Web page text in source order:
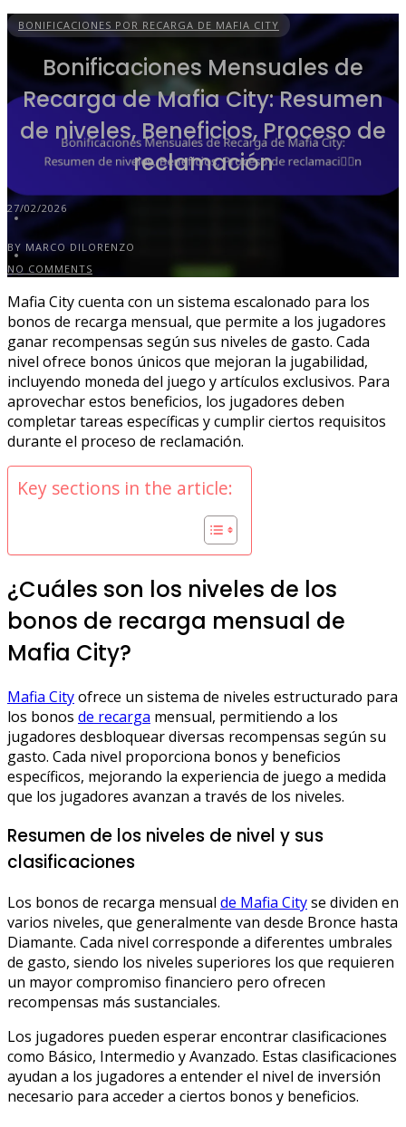
BONIFICACIONES POR RECARGA DE MAFIA CITY
Bonificaciones Mensuales de
Recarga de Mafia City: Resumen
de niveles, Beneficios, Proceso de
reclamación
27/02/2026
BY MARCO DILORENZO
NO COMMENTS
Mafia City cuenta con un sistema escalonado para los
bonos de recarga mensual, que permite a los jugadores
ganar recompensas según sus niveles de gasto. Cada
nivel ofrece bonos únicos que mejoran la jugabilidad,
incluyendo moneda del juego y artículos exclusivos. Para
aprovechar estos beneficios, los jugadores deben
completar tareas específicas y cumplir ciertos requisitos
durante el proceso de reclamación.
Key sections in the article:
¿Cuáles son los niveles de los
bonos de recarga mensual de
Mafia City?
Mafia Cityofrece un sistema de niveles estructurado para
los bonos de recarga mensual, permitiendo a los
jugadores desbloquear diversas recompensas según su
gasto. Cada nivel proporciona bonos y beneficios
específicos, mejorando la experiencia de juego a medida
que los jugadores avanzan a través de los niveles.
Resumen de los niveles de nivel y sus
clasificaciones
Los bonos de recarga mensual de Mafia Cityse dividen en
varios niveles, que generalmente van desde Bronce hasta
Diamante. Cada nivel corresponde a diferentes umbrales
de gasto, siendo los niveles superiores los que requieren
un mayor compromiso financiero pero ofrecen
recompensas más sustanciales.
Los jugadores pueden esperar encontrar clasificaciones
como Básico, Intermedio y Avanzado. Estas clasificaciones
ayudan a los jugadores a entender el nivel de inversión
necesario para acceder a ciertos bonos y beneficios.